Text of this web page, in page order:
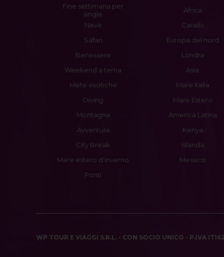
Fine settimana per
single
Neve
Safari
Benessere
Weekend a tema
Mete esotiche
Diving
Montagna
Avventura
City Break
Mare estero d'inverno
Ponti
Africa
Caraibi
Europa del nord
Londra
Asia
Mare Italia
Mare Estero
America Latina
Kenya
Islanda
Messico
WP TOUR E VIAGGI S.R.L. - CON SOCIO UNICO - P.IVA